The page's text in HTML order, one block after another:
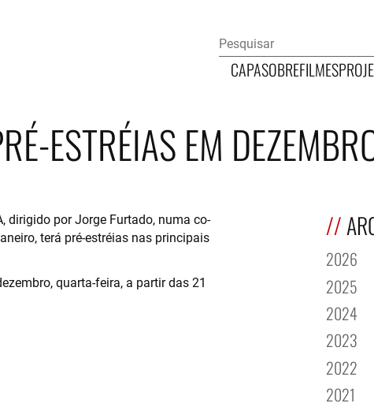
CAPASOBREFILMES
ESTRÉIAS EM
dirigido por Jorge Furtado, numa co-
terá pré-estréias nas principais
quarta-feira, a partir das 21
2026
2025
2024
2023
2022
2021